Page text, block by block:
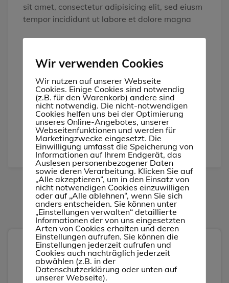
sit amet, consectetur adipisicing elit, sed eiusm
tempor incididunt ut labore et dolore magna
leadership
Globally myocardinate interactive supply
chains
Globally revolutionize global sources
through
Get A Quot
Suchen
Suchen
Wir verwenden Cookies
Wir nutzen auf unserer Webseite
Cookies. Einige Cookies sind notwendig
(z.B. für den Warenkorb) andere sind
nicht notwendig. Die nicht-notwendigen
Cookies helfen uns bei der Optimierung
unseres Online-Angebotes, unserer
Webseitenfunktionen und werden für
Marketingzwecke eingesetzt. Die
Einwilligung umfasst die Speicherung von
Informationen auf Ihrem Endgerät, das
Auslesen personenbezogener Daten
sowie deren Verarbeitung. Klicken Sie auf
„Alle akzeptieren“, um in den Einsatz von
nicht notwendigen Cookies einzuwilligen
oder auf „Alle ablehnen“, wenn Sie sich
anders entscheiden. Sie können unter
„Einstellungen verwalten“ detaillierte
Informationen der von uns eingesetzten
Arten von Cookies erhalten und deren
Einstellungen aufrufen. Sie können die
Einstellungen jederzeit aufrufen und
Cookies auch nachträglich jederzeit
abwählen (z.B. in der
Datenschutzerklärung oder unten auf
unserer Webseite).